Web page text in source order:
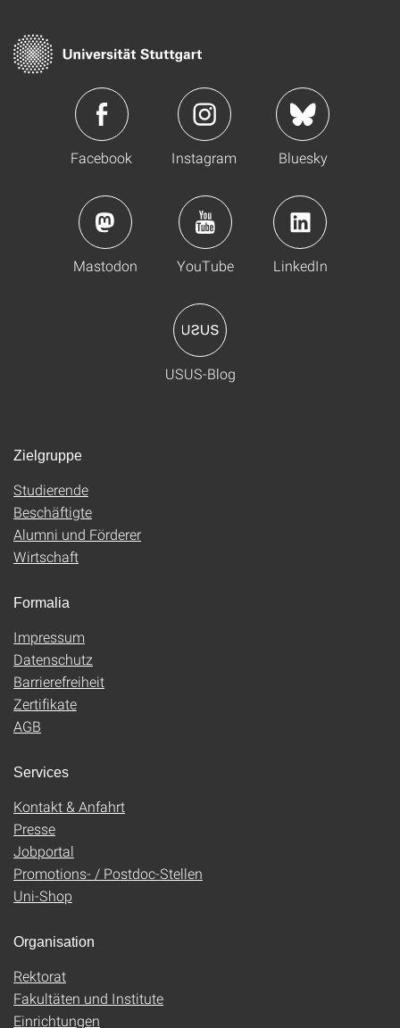
Facebook Instagram Bluesky
Mastodon YouTube LinkedIn
USUS-Blog
Zielgruppe
Studierende
Beschäftigte
Alumni und Förderer
Wirtschaft
Formalia
Impressum
Datenschutz
Barrierefreiheit
Zertifikate
AGB
Services
Kontakt & Anfahrt
Presse
Jobportal
Promotions- / Postdoc-Stellen
Uni-Shop
Organisation
Rektorat
Fakultäten und Institute
Einrichtungen